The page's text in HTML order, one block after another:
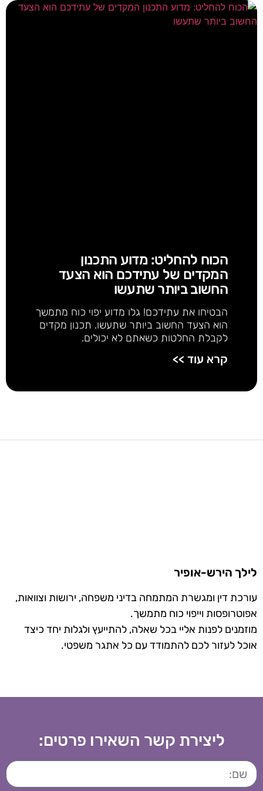
הכוח להחליט: מדוע התכנון
המקדים של עתידכם הוא הצעד
החשוב ביותר שתעשו
הבטיחו את עתידכם! גלו מדוע יפוי כוח מתמשך
הוא הצעד החשוב ביותר שתעשו. תכנון מקדים
לקבלת החלטות כשאתם לא יכולים.
קרא עוד >>
לילך הירש-אופיר
עורכת דין ומגשרת המתמחה בדיני משפחה, ירושות וצוואות,
אפוטרופסות וייפוי כוח מתמשך.
מוזמנים לפנות אליי בכל שאלה, להתייעץ ולגלות יחד כיצד
אוכל לעזור לכם להתמודד עם כל אתגר משפטי.
ליצירת קשר השאירו פרטים: